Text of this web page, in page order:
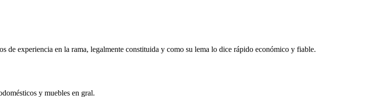
de experiencia en la rama, legalmente constituida y como su lema lo dice rápido económico y fiable.
y muebles en gral.